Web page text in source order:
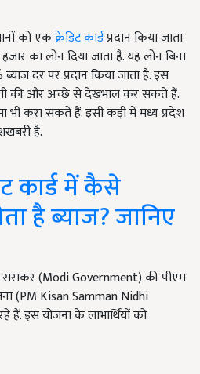
को एकक्रेडिट कार्डप्रदान किया जाता
का लोन दिया जाता है. यह लोन बिना
दर पर प्रदान किया जाता है. इस
की और अच्छे से देखभाल कर सकते हैं.
करा सकते हैं. इसी कड़ी में मध्य प्रदेश
है.
कार्ड में कैसे
है ब्याज? जानिए
(Modi Government) की पीएम
(PM Kisan Samman Nidhi
हैं. इस योजना के लाभार्थियों को